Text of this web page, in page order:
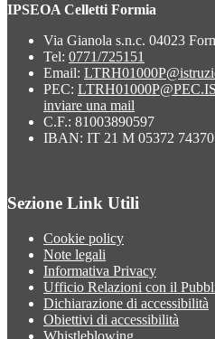
IPSEOA Celletti Formia
Via Gianola s.n.c. 04023
Tel: 0771/725151
Email:
PEC:
inviare una mail
C.F.: 81003890597
IBAN: IT 21 M 05372
Sezione Link Utili
Cookie policy
Note legali
Informativa Privacy
Ufficio Relazioni con il
Dichiarazione di accessibilità
Obiettivi di accessibilità